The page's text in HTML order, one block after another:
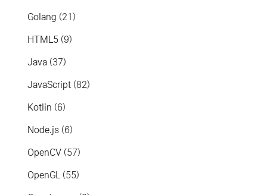
Golang (21)
HTML5 (9)
Java (37)
JavaScript (82)
Kotlin (6)
Node.js (6)
OpenCV (57)
OpenGL (55)